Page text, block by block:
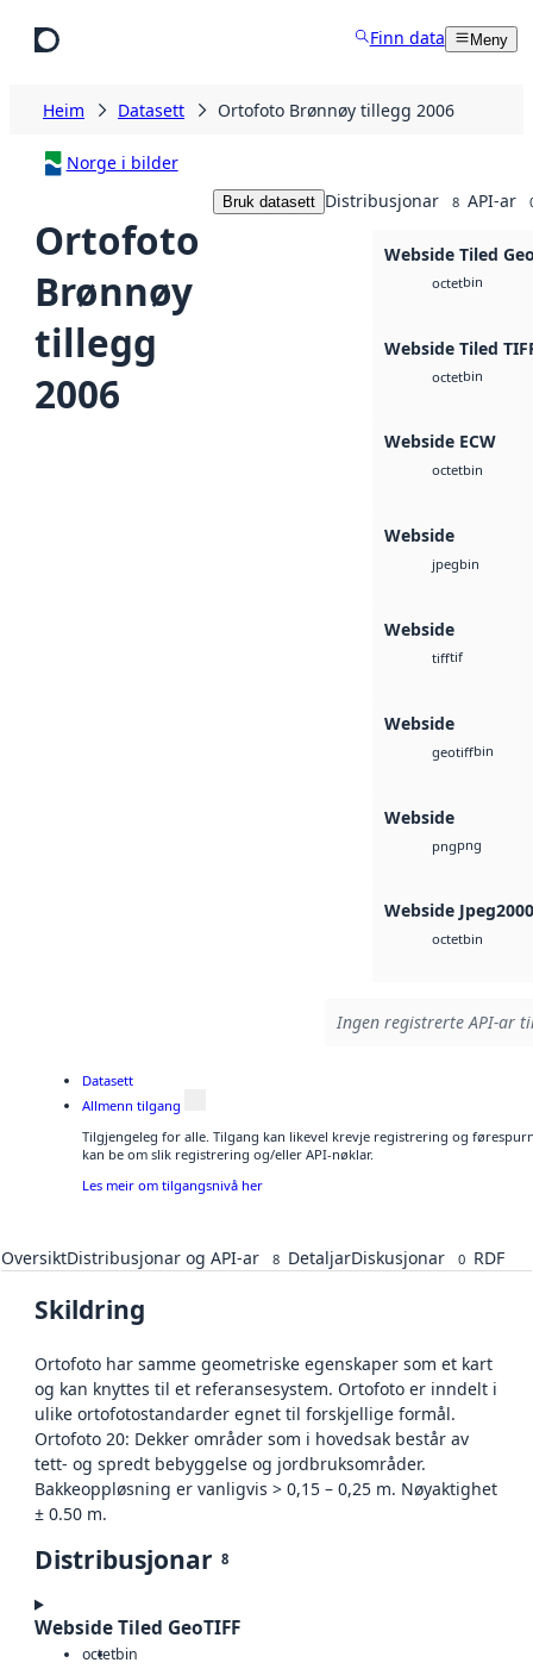
Finn data Meny
Heim Datasett Ortofoto Brønnøy tillegg 2006
Norge i bilder
Ortofoto
Brønnøy
tillegg
2006
Bruk datasett Distribusjonar 8 API-ar
Webside Tiled
octetbin
Webside Tiled
octetbin
Webside ECW
octetbin
Webside
jpegbin
Webside
tifftif
Webside
geotiffbin
Webside
pngpng
Webside Jpeg2000
octetbin
Ingen registrerte API-ar
Datasett
Allmenn tilgang
Tilgjengeleg for alle. Tilgang kan likevel krevje registrering og
kan be om slik registrering og/eller API-nøklar.
Les meir om tilgangsnivå her
OversiktDistribusjonar og API-ar 8 DetaljarDiskusjonar 0 RDF
Skildring
Ortofoto har samme geometriske egenskaper som et kart
og kan knyttes til et referansesystem. Ortofoto er inndelt i
ulike ortofotostandarder egnet til forskjellige formål.
Ortofoto 20: Dekker områder som i hovedsak består av
tett- og spredt bebyggelse og jordbruksområder.
Bakkeoppløsning er vanligvis > 0,15 – 0,25 m. Nøyaktighet
± 0.50 m.
Distribusjonar 8
Webside Tiled GeoTIFF
octetbin